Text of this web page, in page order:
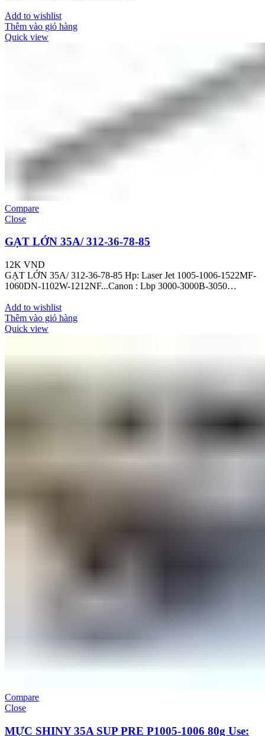
Add to wishlist
Thêm vào giỏ hàng
Quick view
Compare
Close
GẠT LỚN 35A/ 312-36-78-85
12K VND
GẠT LỚN 35A/ 312-36-78-85 Hp: Laser Jet 1005-1006-1522MF-
1060DN-1102W-1212NF...Canon : Lbp 3000-3000B-3050…
Add to wishlist
Thêm vào giỏ hàng
Quick view
Compare
Close
MỰC SHINY 35A SUP PRE P1005-1006 80g Use: